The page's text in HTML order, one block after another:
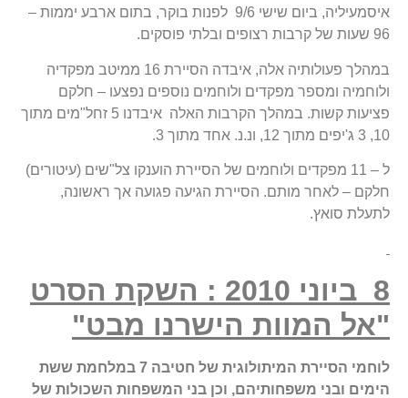
איסמעיליה, ביום שישי 9/6 לפנות בוקר, בתום ארבע יממות –
96 שעות של קרבות רצופים ובלתי פוסקים.
במהלך פעולותיה אלה, איבדה הסיירת 16 ממיטב מפקדיה
ולוחמיה ומספר מפקדים ולוחמים נוספים נפצעו – חלקם
פציעות קשות. במהלך הקרבות האלה איבדנו 5 זחל"מים מתוך
10, 3 ג'יפים מתוך 12, ונ.נ. אחד מתוך 3.
ל – 11 מפקדים ולוחמים של הסיירת הוענקו צל"שים (עיטורים)
חלקם – לאחר מותם. הסיירת הגיעה פגועה אך ראשונה,
לתעלת סואץ.
8 ביוני
2010 : השקת הסרט
"אל המוות הישרנו מבט"
לוחמי הסיירת המיתולוגית של חטיבה במלחמת ששת
הימים ובני משפחותיהם, וכן בני המשפחות השכולות של